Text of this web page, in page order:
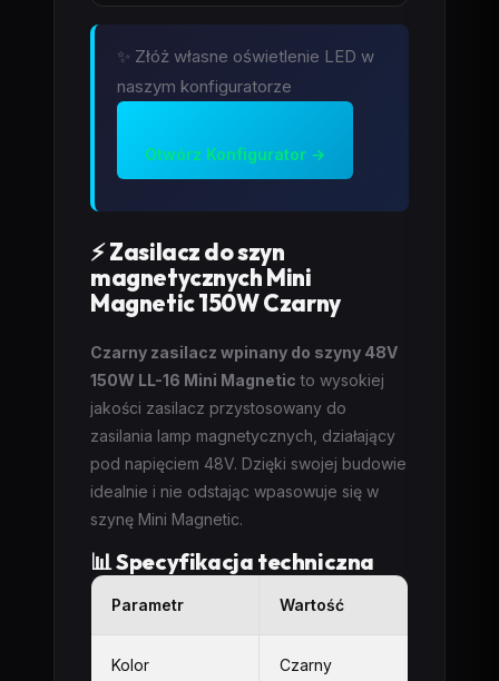
✨ Złóż własne oświetlenie LED w
naszym konfiguratorze
Otwórz Konfigurator →
⚡ Zasilacz do szyn
magnetycznych Mini
Magnetic 150W Czarny
Czarny zasilacz wpinany do szyny 48V
150W LL-16 Mini Magnetic to wysokiej
jakości zasilacz przystosowany do
zasilania lamp magnetycznych, działający
pod napięciem 48V. Dzięki swojej budowie
idealnie i nie odstając wpasowuje się w
szynę Mini Magnetic.
📊 Specyfikacja techniczna
Parametr Wartość
Kolor Czarny